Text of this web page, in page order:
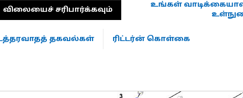
விலையைச் சரிபார்க்கவும்
உங்கள்
தகவல்கள் ரிட்டர்ன் கொள்கை